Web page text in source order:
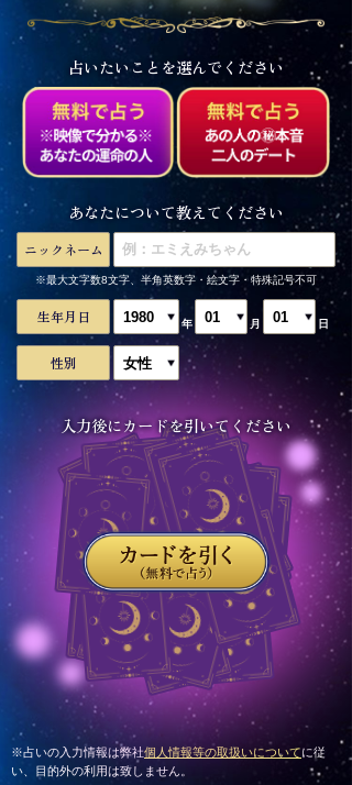
占いたいことを選んでください
あなたについて教えてください
ニックネーム
※最大文字数8文字、半角英数字・絵文字・特殊記号不可
生年月日 年 月 日
性別
入力後にカードを引いてください
※占いの入力情報は弊社個人情報等の取扱いについてに従
い、目的外の利用は致しません。